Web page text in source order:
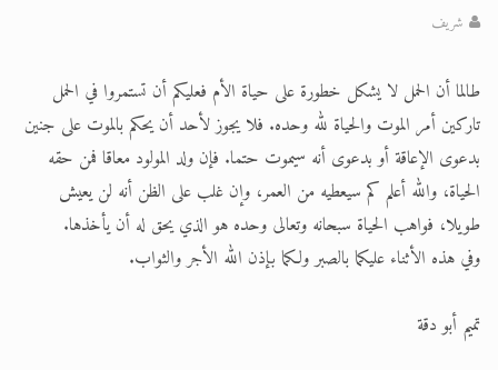
شريف
طالما أن الحمل لا يشكل خطورة على حياة الأم فعليكم أن تستمروا في الحمل
تاركين أمر الموت والحياة لله وحده. فلا يجوز لأحد أن يحكم بالموت على جنين
بدعوى الإعاقة أو بدعوى أنه سيموت حتما. فإن ولد المولود معاقا فمن حقه
الحياة، والله أعلم كم سيعطيه من العمر، وإن غلب على الظن أنه لن يعيش
طويلا، فواهب الحياة سبحانه وتعالى وحده هو الذي يحق له أن يأخذها.
وفي هذه الأثناء عليكما بالصبر ولكما بإذن الله الأجر والثواب.
تميم أبو دقة